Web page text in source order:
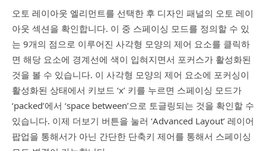
오토 레이아웃 엘리먼트를 선택한 후 디자인 패널의 오토 레이
아웃 섹션을 확인합니다. 이 중 스페이싱 모드를 정의할 수 있
는 9개의 점으로 이루어진 사각형 모양의 제어 요소를 클릭하
면 해당 요소에 경계선에 색이 입혀지면서 포커스가 활성화된
것을 볼 수 있습니다. 이 사각형 모양의 제어 요소에 포커싱이
활성화된 상태에서 키보드 ‘x’ 키를 누르면 스페이싱 모드가
‘packed’에서 ‘space between’으로 토글링되는 것을 확인할 수
있습니다. 이제 더보기 버튼을 눌러 ‘Advanced Layout’ 레이어
팝업을 통해서가 아닌 간단한 단축키 제어를 통해서 스페이싱